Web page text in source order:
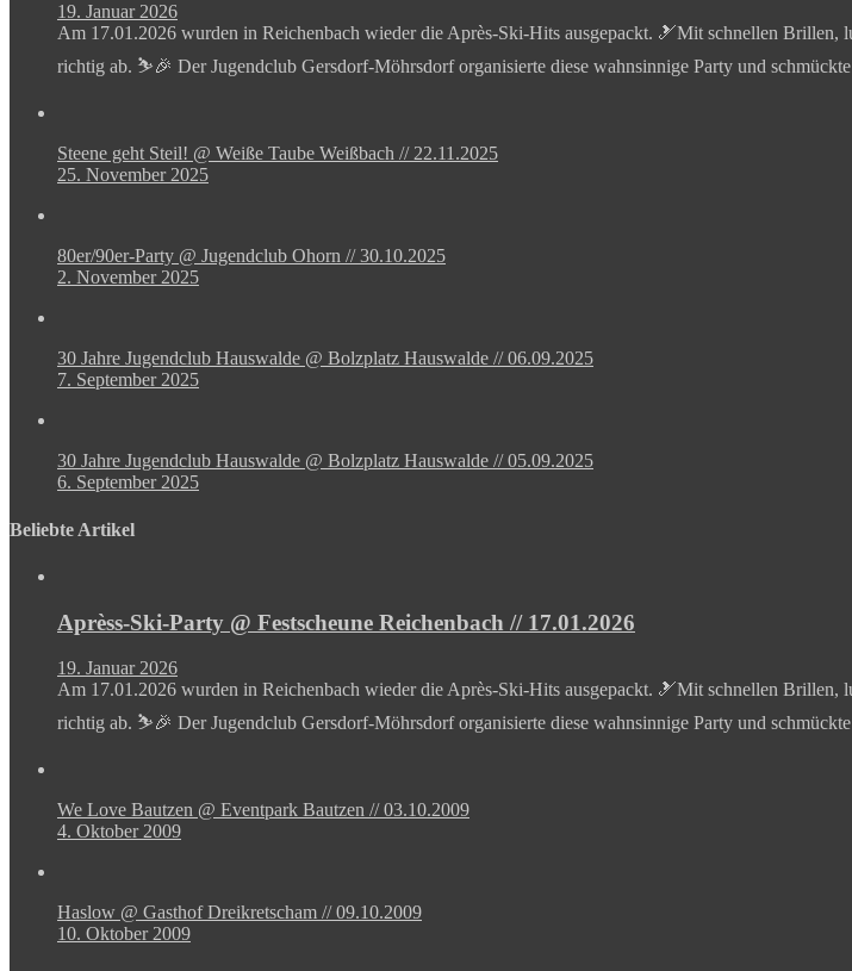
19. Januar 2026
Am 17.01.2026 wurden in Reichenbach wieder die Après-Ski-Hits ausgepackt. 🎿Mit schnellen Brillen,
richtig ab. ⛷️🎉 Der Jugendclub Gersdorf-Möhrsdorf organisierte diese wahnsinnige Party und schmückte
Steene geht Steil! @ Weiße Taube Weißbach // 22.11.2025
25. November 2025
80er/90er-Party @ Jugendclub Ohorn // 30.10.2025
2. November 2025
30 Jahre Jugendclub Hauswalde @ Bolzplatz Hauswalde // 06.09.2025
7. September 2025
30 Jahre Jugendclub Hauswalde @ Bolzplatz Hauswalde // 05.09.2025
6. September 2025
Beliebte Artikel
Aprèss-Ski-Party @ Festscheune Reichenbach // 17.01.2026
19. Januar 2026
Am 17.01.2026 wurden in Reichenbach wieder die Après-Ski-Hits ausgepackt. 🎿Mit schnellen Brillen,
richtig ab. ⛷️🎉 Der Jugendclub Gersdorf-Möhrsdorf organisierte diese wahnsinnige Party und schmückte
We Love Bautzen @ Eventpark Bautzen // 03.10.2009
4. Oktober 2009
Haslow @ Gasthof Dreikretscham // 09.10.2009
10. Oktober 2009